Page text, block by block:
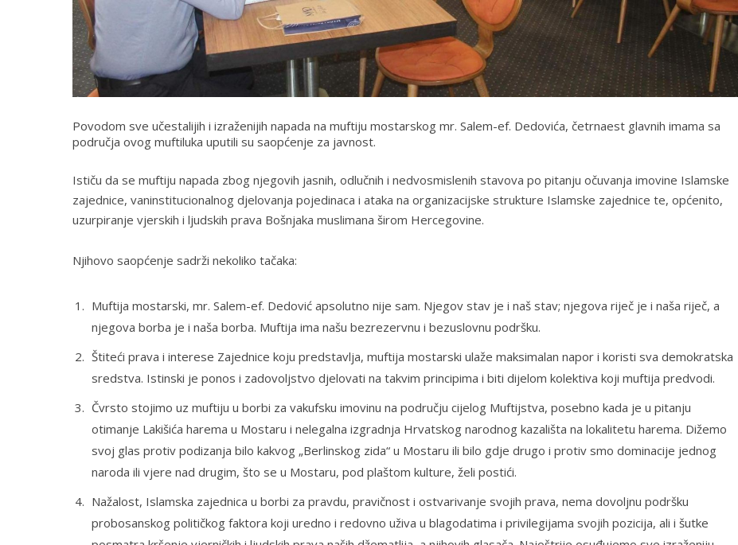
Povodom sve učestalijih i izraženijih napada na muftiju mostarskog mr. Salem-ef. Dedovića, četrnaest glavnih imama sa
područja ovog muftiluka uputili su saopćenje za javnost.
Ističu da se muftiju napada zbog njegovih jasnih, odlučnih i nedvosmislenih stavova po pitanju očuvanja imovine Islamske
zajednice, vaninstitucionalnog djelovanja pojedinaca i ataka na organizacijske strukture Islamske zajednice te, općenito,
uzurpiranje vjerskih i ljudskih prava Bošnjaka muslimana širom Hercegovine.
Njihovo saopćenje sadrži nekoliko tačaka:
Muftija mostarski, mr. Salem-ef. Dedović apsolutno nije sam. Njegov stav je i naš stav; njegova riječ je i naša riječ, a
njegova borba je i naša borba. Muftija ima našu bezrezervnu i bezuslovnu podršku.
Štiteći prava i interese Zajednice koju predstavlja, muftija mostarski ulaže maksimalan napor i koristi sva demokratska
sredstva. Istinski je ponos i zadovoljstvo djelovati na takvim principima i biti dijelom kolektiva koji muftija predvodi.
Čvrsto stojimo uz muftiju u borbi za vakufsku imovinu na području cijelog Muftijstva, posebno kada je u pitanju
otimanje Lakišića harema u Mostaru i nelegalna izgradnja Hrvatskog narodnog kazališta na lokalitetu harema. Dižemo
svoj glas protiv podizanja bilo kakvog „Berlinskog zida“ u Mostaru ili bilo gdje drugo i protiv smo dominacije jednog
naroda ili vjere nad drugim, što se u Mostaru, pod plaštom kulture, želi postići.
Nažalost, Islamska zajednica u borbi za pravdu, pravičnost i ostvarivanje svojih prava, nema dovoljnu podršku
probosanskog političkog faktora koji uredno i redovno uživa u blagodatima i privilegijama svojih pozicija, ali i šutke